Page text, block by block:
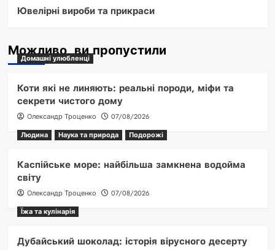
Ювелірні вироби та прикраси
Можливо, ви пропустили
Домашні улюбленці
Коти які не линяють: реальні породи, міфи та
секрети чистого дому
Олександр Троценко
07/08/2026
Людина
Наука та природа Подорожі
Каспійське море: найбільша замкнена водойма
світу
Олександр Троценко
07/08/2026
Їжа та кулінарія
Дубайський шоколад: історія вірусного десерту